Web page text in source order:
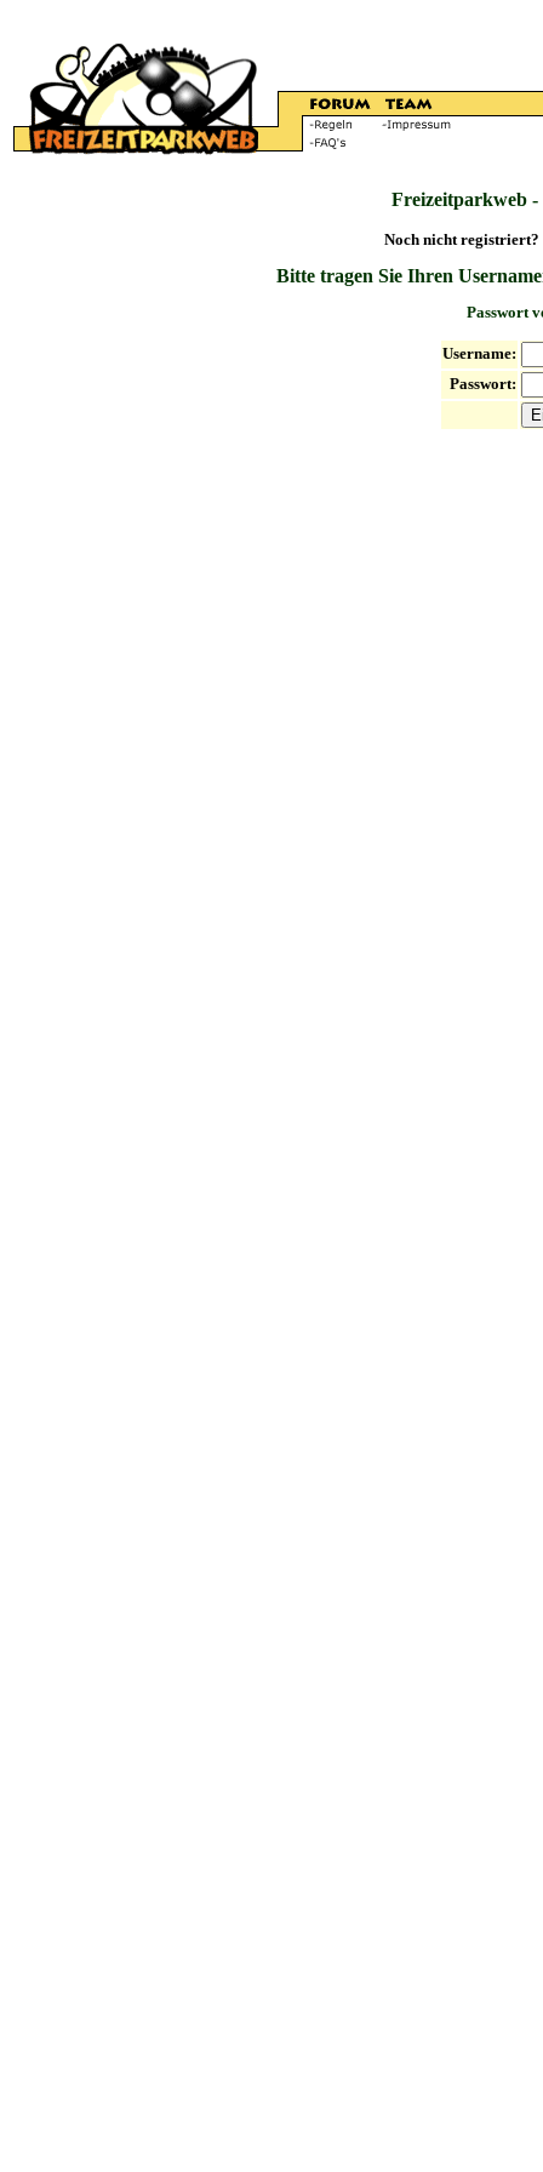
Freizeitparkweb
Noch nicht registriert?
Bitte tragen Sie Ihren
Passwort
Username:
Passwort: